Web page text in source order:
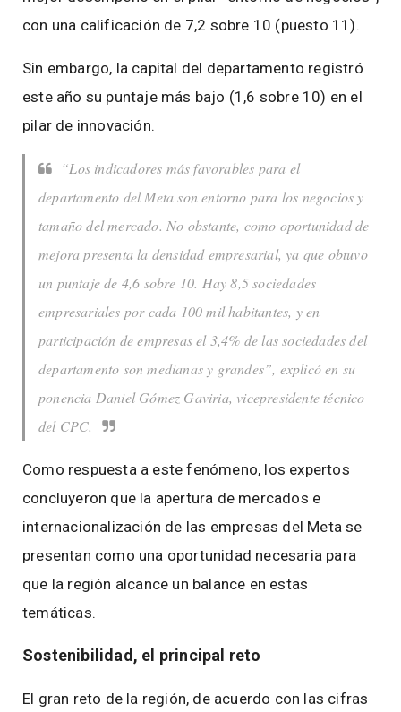
con una calificación de 7,2 sobre 10 (puesto 11).
Sin embargo, la capital del departamento registró
este año su puntaje más bajo (1,6 sobre 10) en el
pilar de innovación.
“Los indicadores más favorables para el
departamento del Meta son entorno para los negocios y
tamaño del mercado. No obstante, como oportunidad de
mejora presenta la densidad empresarial, ya que obtuvo
un puntaje de 4,6 sobre 10. Hay 8,5 sociedades
empresariales por cada 100 mil habitantes, y en
participación de empresas el 3,4% de las sociedades del
departamento son medianas y grandes”, explicó en su
ponencia Daniel Gómez Gaviria, vicepresidente técnico
del CPC.
Como respuesta a este fenómeno, los expertos
concluyeron que la apertura de mercados e
internacionalización de las empresas del Meta se
presentan como una oportunidad necesaria para
que la región alcance un balance en estas
temáticas.
Sostenibilidad, el principal reto
El gran reto de la región, de acuerdo con las cifras